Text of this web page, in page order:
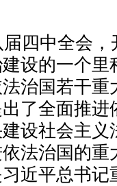
四中全会
设的一个
治国若干
了全面推
设社会主
法治国的
近平总书